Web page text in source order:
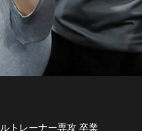
トレーナー専攻 卒業